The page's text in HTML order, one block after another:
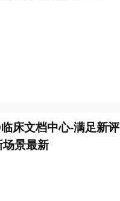
床文档中心-满足新评
场景最新